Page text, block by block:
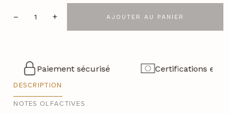
– + AJOUTER AU PANIER
Paiement sécurisé Certifications
DESCRIPTION
NOTES OLFACTIVES